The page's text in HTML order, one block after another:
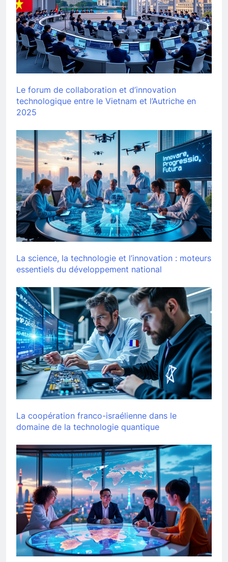
Le forum de collaboration et d’innovation
technologique entre le Vietnam et l’Autriche en
2025
La science, la technologie et l’innovation : moteurs
essentiels du développement national
La coopération franco-israélienne dans le
domaine de la technologie quantique